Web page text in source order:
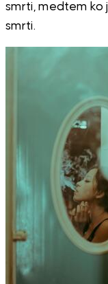
smrti, medtem ko
smrti.